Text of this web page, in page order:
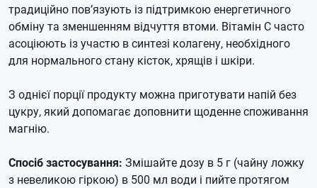
традиційно пов’язують із підтримкою енергетичного
обміну та зменшенням відчуття втоми. Вітамін C часто
асоціюють із участю в синтезі колагену, необхідного
для нормального стану кісток, хрящів і шкіри.
З однієї порції продукту можна приготувати напій без
цукру, який допомагає доповнити щоденне споживання
магнію.
Спосіб застосування: Змішайте дозу в 5 г (чайну ложку
з невеликою гіркою) в 500 мл води і пийте протягом